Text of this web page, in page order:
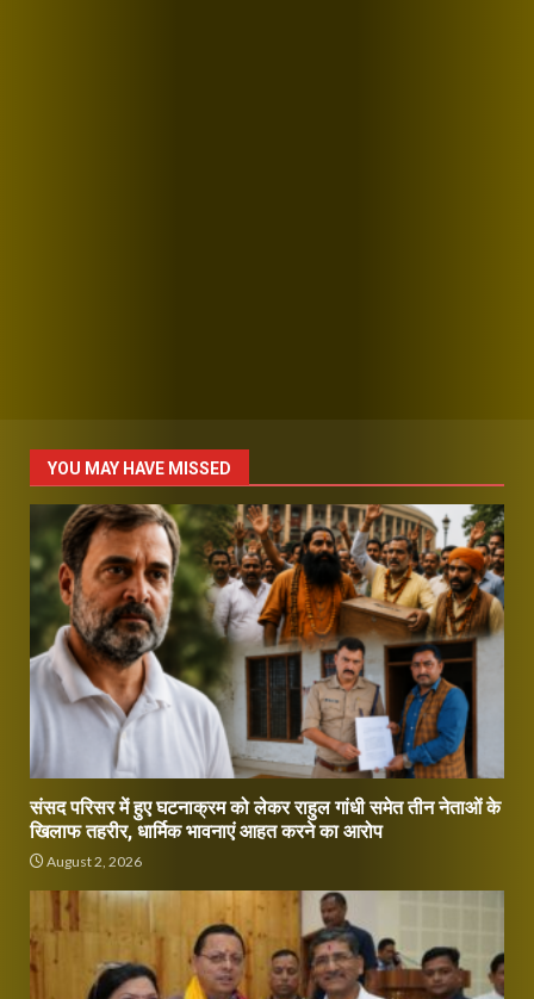
YOU MAY HAVE MISSED
संसद परिसर में हुए घटनाक्रम को लेकर राहुल गांधी समेत तीन नेताओं के
खिलाफ तहरीर, धार्मिक भावनाएं आहत करने का आरोप
August 2, 2026